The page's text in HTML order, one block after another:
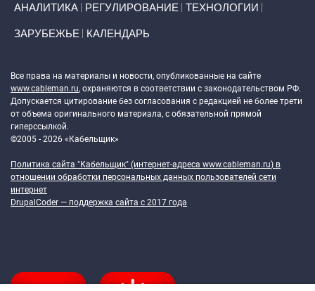
АНАЛИТИКА РЕГУЛИРОВАНИЕ ТЕХНОЛОГИИ
ЗАРУБЕЖЬЕ КАЛЕНДАРЬ
Все права на материалы и новости, опубликованные на сайте
www.cableman.ru, охраняются в соответствии с законодательством РФ.
Допускается цитирование без согласования с редакцией не более трети
от объема оригинального материала, с обязательной прямой
гиперссылкой.
©2005 - 2026 «Кабельщик»
Политика сайта "Кабельщик" (интернет-адреса www.cableman.ru) в
отношении обработки персональных данных пользователей сети
интернет
DrupalCoder — поддержка сайта c 2017 года